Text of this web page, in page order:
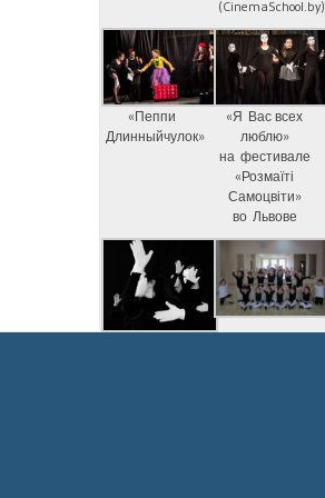
(CinemaSchool.by)
«Пеппи
Длинныйчулок»
«Я Вас всех
люблю»
на фестивале
«Розмаїті
Самоцвіти»
во Львове